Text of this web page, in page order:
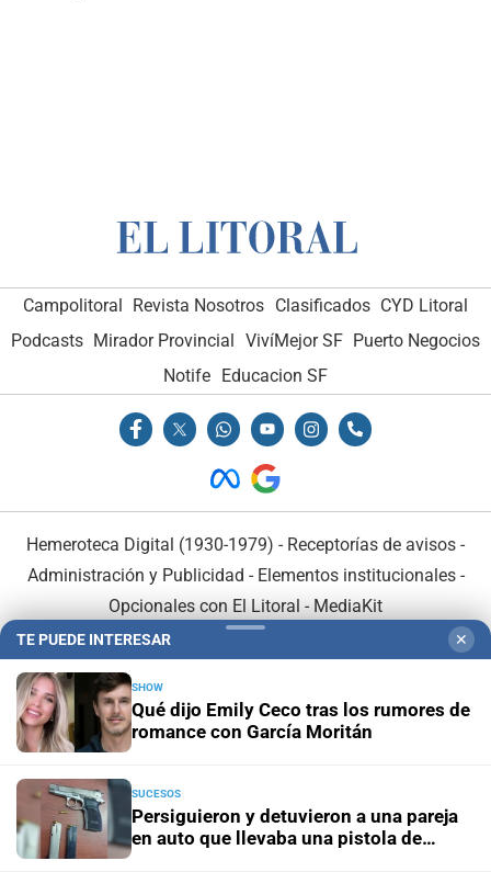
Campolitoral Revista Nosotros Clasificados CYD Litoral
Podcasts Mirador Provincial VivíMejor SF Puerto Negocios
Notife
Educacion SF
Hemeroteca Digital (1930-1979) - Receptorías de avisos -
Administración y Publicidad - Elementos institucionales-
Opcionales con El Litoral - MediaKit
En Asociación con:
TE PUEDE INTERESAR ✕
SHOW
Qué dijo Emily Ceco tras los rumores de
romance con García Moritán
SUCESOS
Persiguieron y detuvieron a una pareja
en auto que llevaba una pistola de